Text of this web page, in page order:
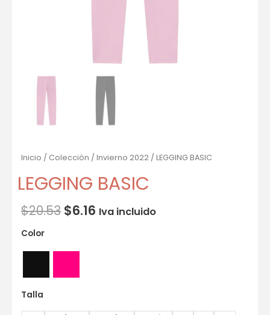
Inicio / Colección / Invierno 2022 / LEGGING BASIC
LEGGING BASIC
$20.53 $6.16 Iva incluido
Color
Talla